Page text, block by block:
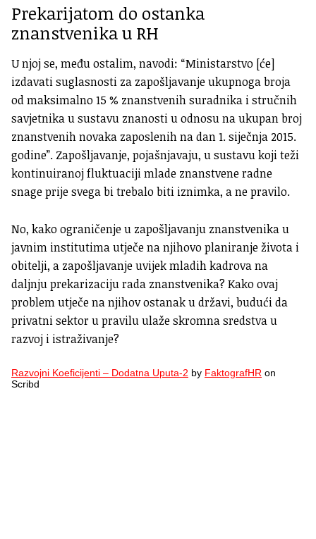
Prekarijatom do ostanka
znanstvenika u RH
U njoj se, među ostalim, navodi: “Ministarstvo [će]
izdavati suglasnosti za zapošljavanje ukupnoga broja
od maksimalno 15 % znanstvenih suradnika i stručnih
savjetnika u sustavu znanosti u odnosu na ukupan broj
znanstvenih novaka zaposlenih na dan 1. siječnja 2015.
godine”. Zapošljavanje, pojašnjavaju, u sustavu koji teži
kontinuiranoj fluktuaciji mlade znanstvene radne
snage prije svega bi trebalo biti iznimka, a ne pravilo.
No, kako ograničenje u zapošljavanju znanstvenika u
javnim institutima utječe na njihovo planiranje života i
obitelji, a zapošljavanje uvijek mladih kadrova na
daljnju prekarizaciju rada znanstvenika? Kako ovaj
problem utječe na njihov ostanak u državi, budući da
privatni sektor u pravilu ulaže skromna sredstva u
razvoj i istraživanje?
Razvojni Koeficijenti – Dodatna Uputa-2 by FaktografHR on
Scribd